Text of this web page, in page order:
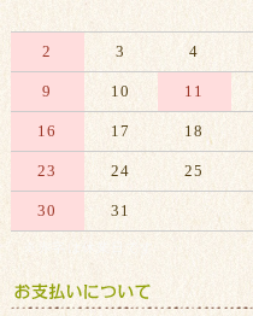
2 3 4
9 10 11
16 17 18
23 24 25
30 31
※赤字は休業日です